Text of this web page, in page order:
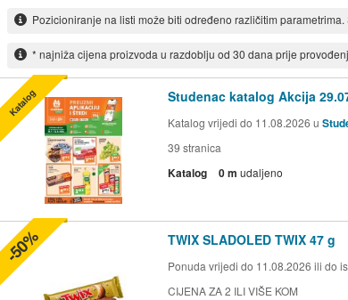
Pozicioniranje na listi može biti određeno različitim parametrima.
* najniža cijena proizvoda u razdoblju od 30 dana prije
Studenac katalog Akcija
Katalog vrijedi do 11.08.2026 u
39 stranica
Katalog 0 m udaljeno
Katalog
TWIX SLADOLED TWIX 47 g
Ponuda vrijedi do 11.08.2026 ili do
CIJENA ZA 2 ILI VIŠE KOM
-50%